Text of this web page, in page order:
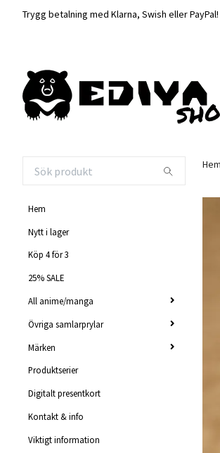
Trygg betalning med Klarna, Swish eller PayPal!
Hem
Nytt i lager
Köp 4 för 3
25% SALE
All anime/manga
Övriga samlarprylar
Märken
Produktserier
Digitalt presentkort
Kontakt & info
Viktigt information
Hem